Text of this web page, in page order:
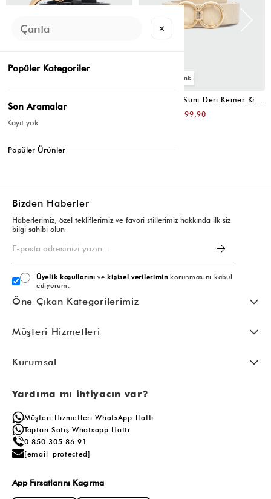
Uzun Tokalı Suni Deri Kemer Krem
₺199,90
Bizden Haberler
Haberlerimiz, özel tekliflerimiz ve favori stillerimiz hakkında ilk siz
bilgi sahibi olun
Üyelik koşullarını vekişisel verileriminkorunmasını kabul
ediyorum.
Öne Çıkan Kategorilerimiz
Müşteri Hizmetleri
Kurumsal
Yardıma mı ihtiyacın var?
Müşteri Hizmetleri WhatsApp Hattı
Toptan Satış Whatsapp Hattı
0 850 305 86 91
[email protected]
App Fırsatlarını Kaçırma
✕
Popüler Kategoriler
Son Aramalar
Kayıt yok
Popüler Ürünler